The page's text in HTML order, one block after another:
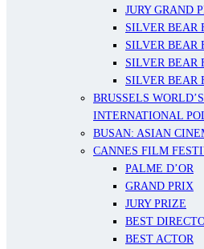
JURY GRAND
SILVER BEAR
SILVER BEAR
SILVER BEAR
SILVER BEAR
BRUSSELS
INTERNATIONAL
BUSAN: ASIAN
CANNES FILM
PALME D’OR
GRAND PRIX
JURY PRIZE
BEST
BEST ACTOR